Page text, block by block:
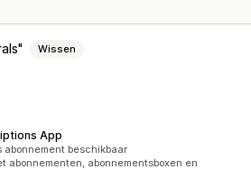
Wissen
App
abonnement beschikbaar
abonnementen, abonnementsboxen en